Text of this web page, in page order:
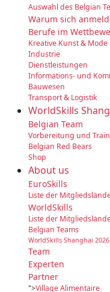
Auswahl des Belgian
Warum sich
Berufe im
Kreative Kunst & Mode
Industrie
Dienstleistungen
Informations- und
Bauwesen
Transport & Logistik
WorldSkills
Belgian Team
Vorbereitung und
Belgian Red Bears
Shop
About us
EuroSkills
Liste der
WorldSkills
Liste der
Belgian Teams
WorldSkills Shanghai 2026
Team
Experten
Partner
">Village Alimentaire